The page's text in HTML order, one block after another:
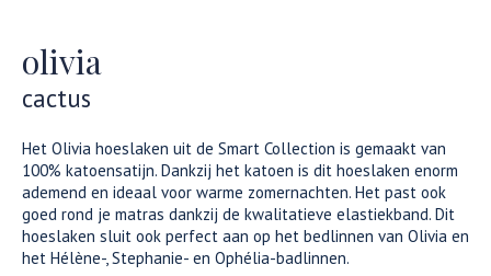
olivia
cactus
Het Olivia hoeslaken uit de Smart Collection is gemaakt van
100% katoensatijn. Dankzij het katoen is dit hoeslaken enorm
ademend en ideaal voor warme zomernachten. Het past ook
goed rond je matras dankzij de kwalitatieve elastiekband. Dit
hoeslaken sluit ook perfect aan op het bedlinnen van Olivia en
het Hélène-, Stephanie- en Ophélia-badlinnen.